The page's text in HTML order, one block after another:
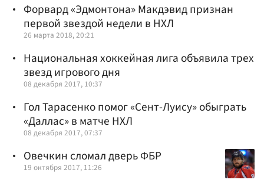
Форвард «Эдмонтона» Макдэвид признан
первой звездой недели в НХЛ
26 марта 2018, 20:21
Национальная хоккейная лига объявила трех
звезд игрового дня
08 декабря 2017, 10:37
Гол Тарасенко помог «Сент-Луису» обыграть
«Даллас» в матче НХЛ
08 декабря 2017, 07:37
Овечкин сломал дверь ФБР
19 октября 2017, 11:26